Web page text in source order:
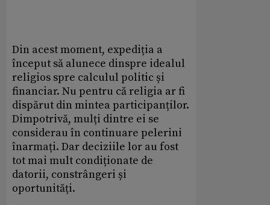
Din acest moment, expediția a
început să alunece dinspre idealul
religios spre calculul politic și
financiar. Nu pentru că religia ar fi
dispărut din mintea participanților.
Dimpotrivă, mulți dintre ei se
considerau în continuare pelerini
înarmați. Dar deciziile lor au fost
tot mai mult condiționate de
datorii, constrângeri și
oportunități.